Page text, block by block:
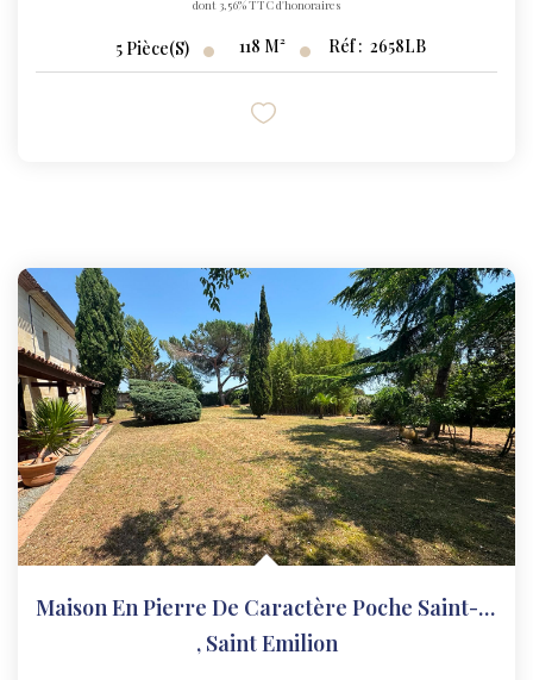
dont 3,56% TTC d'honoraires
5 Pièce(s) 118 M² Réf : 2658LB
Maison En Pierre De Caractère Poche Saint-Émilion
, Saint Emilion